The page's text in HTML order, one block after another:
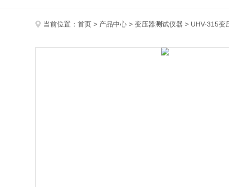
当前位置： 首页 > 产品中心 > 变压器测试仪器 > UHV-315变